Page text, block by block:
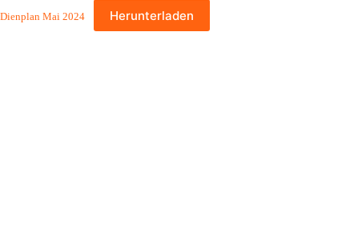
Dienplan Mai 2024 Herunterladen